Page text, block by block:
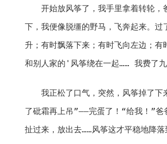
开始放风筝了，我手里拿着转轮
下，我便像脱缰的野马，飞奔起来。
升；有时飘落下来；有时飞向左边；
和别人家的'风筝绕在一起…… 我费了九
我正松了口气，突然，风筝掉了
了砒霜再上吊”——完蛋了！“给我！”
扯过来，放出去……风筝这才平稳地降落